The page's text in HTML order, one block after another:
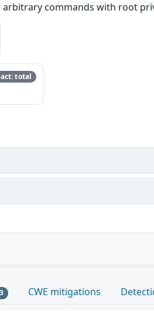
commands with root
total
CWE mitigations